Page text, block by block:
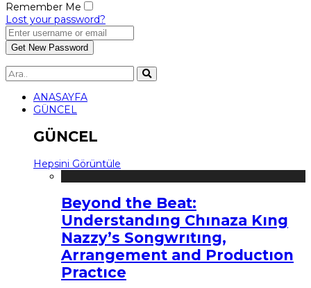
Remember Me
Lost your password?
ANASAYFA
GÜNCEL
GÜNCEL
Hepsini Görüntüle
Beyond the Beat:
Understandıng Chınaza Kıng
Nazzy’s Songwrıtıng,
Arrangement and Productıon
Practıce